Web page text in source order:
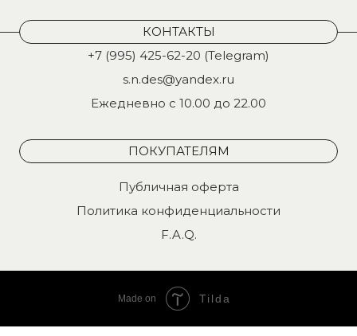
Ежедневно с 10.00 до 22.00
s.n.des@yandex.ru
F.A.Q.
Политика конфиденциальности
Публичная оферта
+7 (995) 425-62-20 (Telegram)
ПОКУПАТЕЛЯМ
КОНТАКТЫ
Made on Tilda